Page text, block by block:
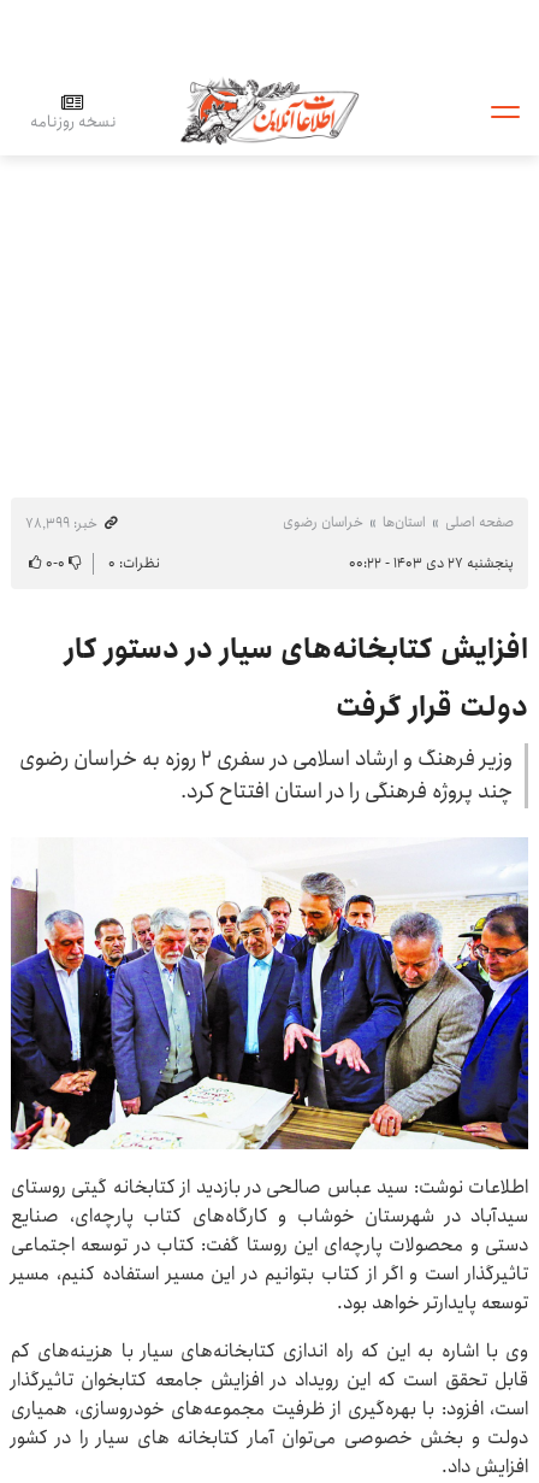
نسخه روزنامه
صفحه اصلی استان‌ها خراسان رضوی
خبر: ۷۸٬۳۹۹
پنجشنبه ۲۷ دی ۱۴۰۳ - ۰۰:۲۲
نظرات: ۰ ۰-۰
افزایش کتابخانه‌های سیار در دستور کار
دولت قرار گرفت
وزیر فرهنگ و ارشاد اسلامی در سفری ۲ روزه به خراسان رضوی
چند پروژه فرهنگی را در استان افتتاح کرد.
اطلاعات نوشت: سید عباس صالحی در بازدید از کتابخانه گیتی روستای
سیدآباد در شهرستان خوشاب و کارگاه‌های کتاب پارچه‌ای، صنایع
دستی و محصولات پارچه‌ای این روستا گفت: کتاب در توسعه اجتماعی
تاثیرگذار است و اگر از کتاب بتوانیم در این مسیر استفاده کنیم، مسیر
توسعه پایدارتر خواهد بود.
وی با اشاره به این که راه اندازی کتابخانه‌های سیار با هزینه‌های کم
قابل تحقق است که این رویداد در افزایش جامعه کتابخوان تاثیرگذار
است، افزود: با بهره‌گیری از ظرفیت مجموعه‌های خودروسازی، همیاری
دولت و بخش خصوصی می‌توان آمار کتابخانه های سیار را در کشور
افزایش داد.